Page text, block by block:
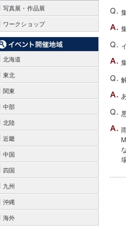
写真展・作品展
ワークショップ
北海道
東北
関東
中部
北陸
近畿
中国
四国
九州
沖縄
海外